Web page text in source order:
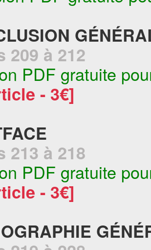
209 à 212
PDF gratuite
- 3€]
213 à 218
PDF gratuite
- 3€]